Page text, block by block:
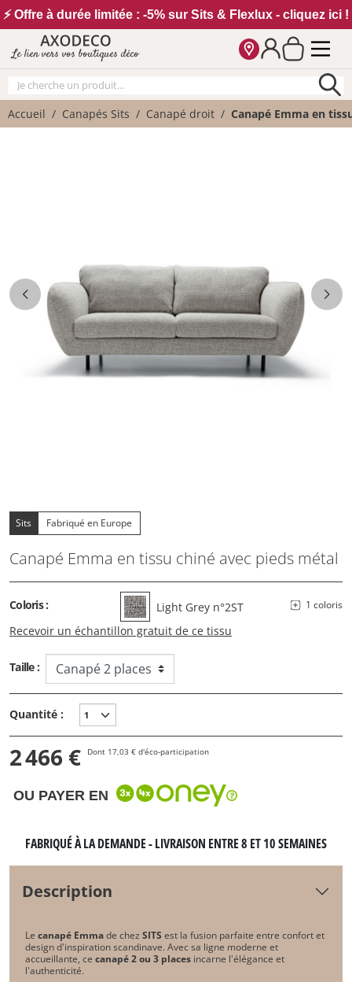
⚡ Offre à durée limitée : -5% sur Sits & Flexlux - cliquez ici !
Le lien vers vos boutiques déco
Accueil Canapés Sits Canapé droit Canapé Emma en
Sits Fabriqué en Europe
Canapé Emma en tissu chiné avec pieds métal
Coloris : Light Grey n°2ST 1 coloris
Recevoir un échantillon gratuit de ce tissu
Taille :
Quantité :
2 466 € Dont 17,03 € d'éco-participation
OU PAYER EN
FABRIQUÉ À LA DEMANDE - LIVRAISON ENTRE 8 ET 10 SEMAINES
Description
Le canapé Emmade chez SITS est la fusion parfaite entre confort et
design d'inspiration scandinave. Avec sa ligne moderne et
accueillante, ce canapé 2 ou 3 places incarne l'élégance et
l'authenticité.
Vos paramètres cookies